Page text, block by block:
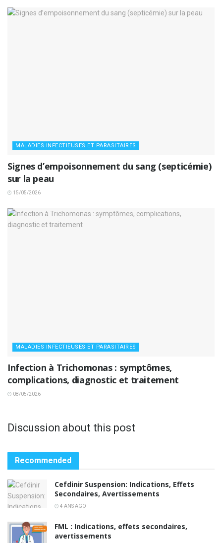
MALADIES INFECTIEUSES ET PARASITAIRES
Signes d’empoisonnement du sang (septicémie)
sur la peau
15/05/2026
MALADIES INFECTIEUSES ET PARASITAIRES
Infection à Trichomonas : symptômes,
complications, diagnostic et traitement
08/05/2026
Discussion about this post
Recommended
Cefdinir Suspension: Indications, Effets
Secondaires, Avertissements
4 ANS AGO
FML : Indications, effets secondaires,
avertissements